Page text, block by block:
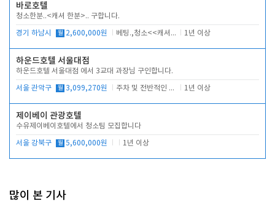
바로호텔
청소한분..<캐셔 한분>.. 구합니다.
경기 하남시 월 2,600,000원 베팅.,청소<<캐셔 모셔봅니다. 1년 이상
하운드호텔 서울대점
하운드호텔 서울대점 에서 3교대 과장님 구인합니다.
서울 관악구 월 3,099,270원 주차 및 전반적인 당번업무 1년 이상
제이베이 관광호텔
수유제이베이호텔에서 청소팀 모집합니다
서울 강북구 월 5,600,000원 1년 이상
많이 본 기사